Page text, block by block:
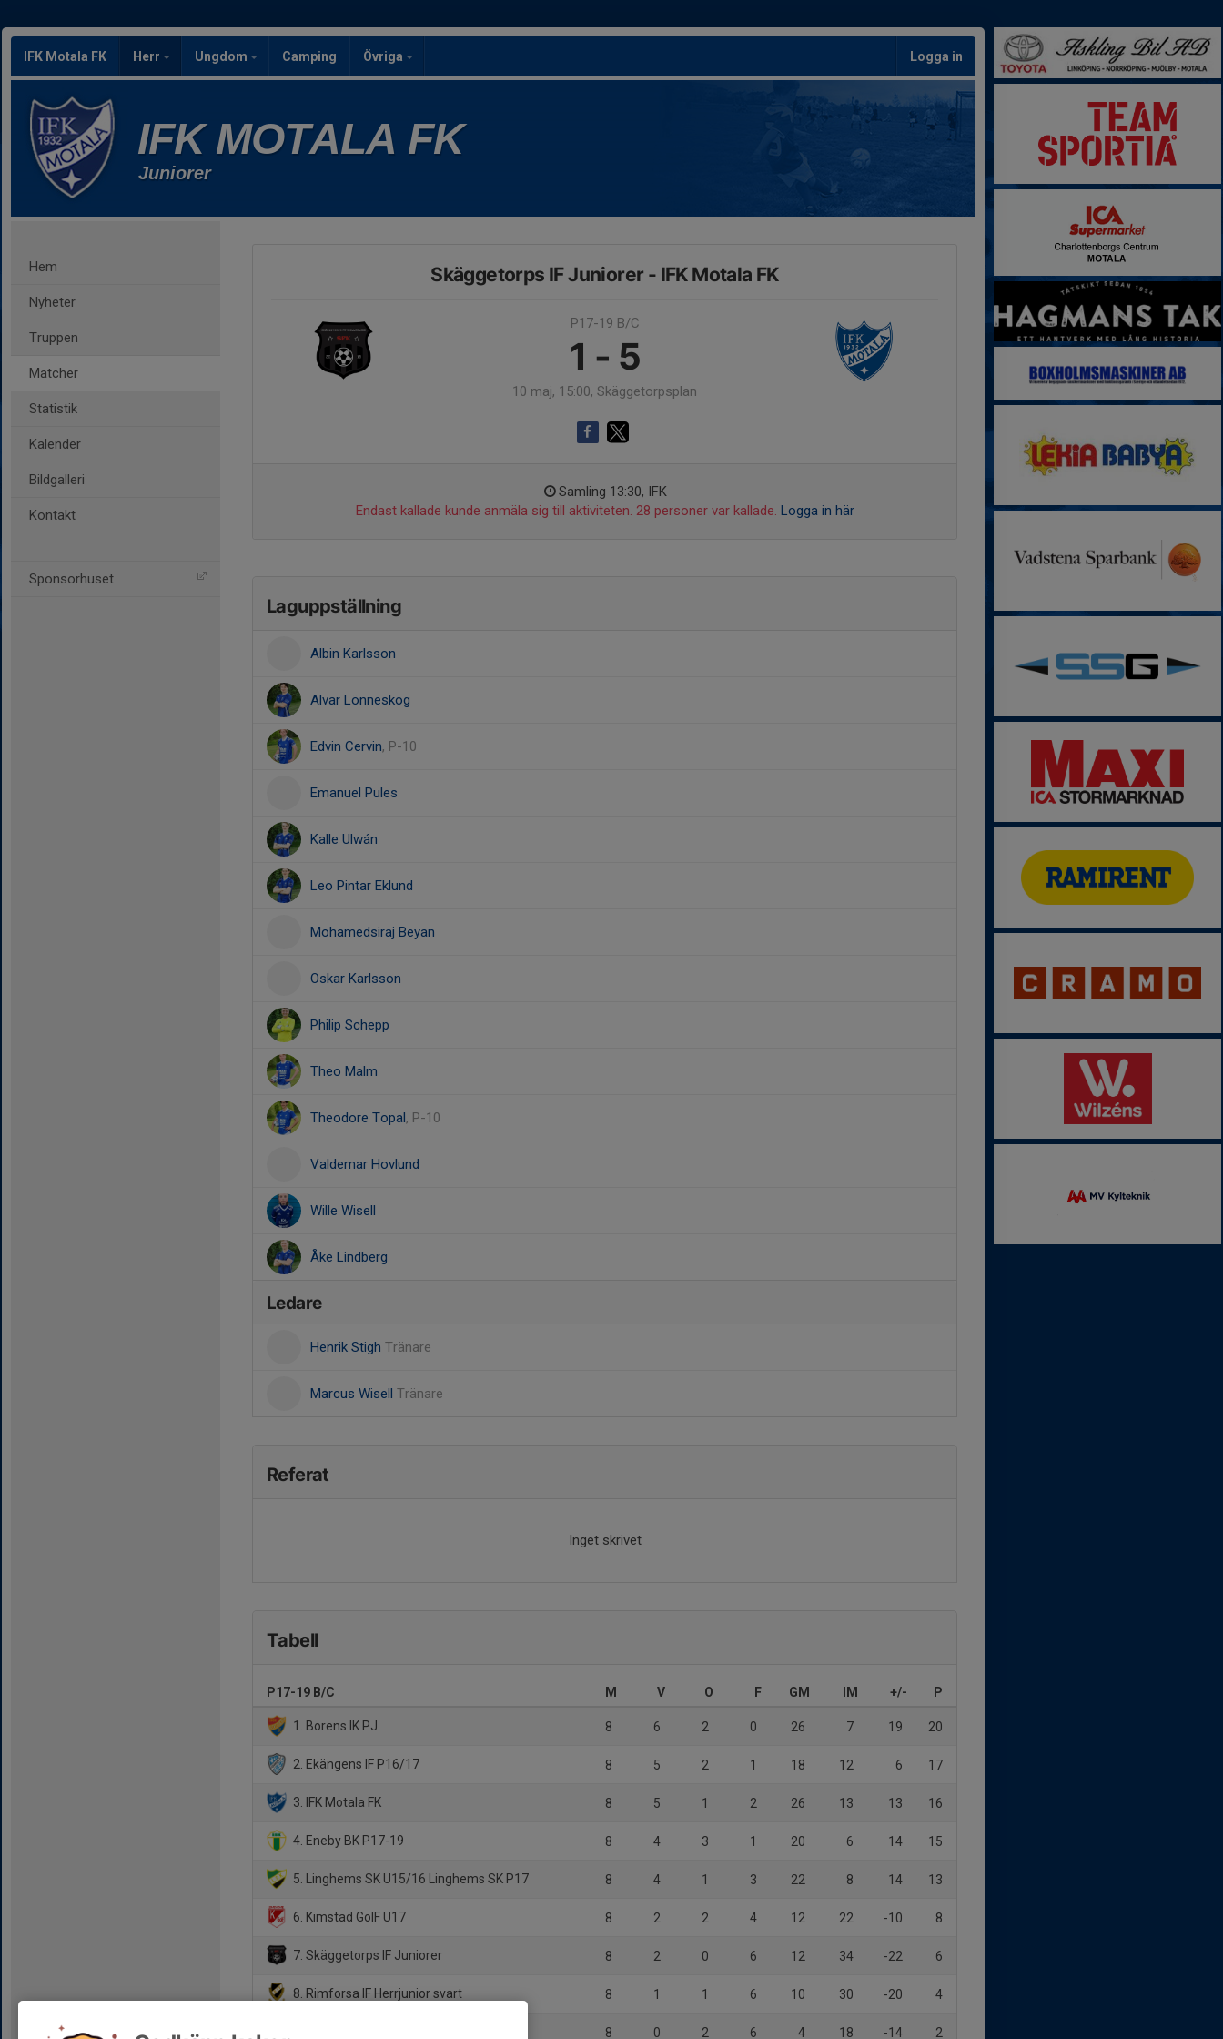
IFK Motala FK Herr Ungdom Camping Övriga Logga in
IFK MOTALA FK
Juniorer
Hem
Nyheter
Truppen
Matcher
Statistik
Kalender
Bildgalleri
Kontakt
Sponsorhuset
Skäggetorps IF Juniorer - IFK Motala FK
P17-19 B/C
1 - 5
10 maj, 15:00, Skäggetorpsplan
Samling 13:30, IFK
Endast kallade kunde anmäla sig till aktiviteten. 28 personer var kallade. Logga in här
Laguppställning
Albin Karlsson
Alvar Lönneskog
Edvin Cervin, P-10
Emanuel Pules
Kalle Ulwán
Leo Pintar Eklund
Mohamedsiraj Beyan
Oskar Karlsson
Philip Schepp
Theo Malm
Theodore Topal, P-10
Valdemar Hovlund
Wille Wisell
Åke Lindberg
Ledare
Henrik Stigh Tränare
Marcus Wisell Tränare
Referat
Inget skrivet
Tabell
P17-19 B/C M V O F GM IM +/- P
1. Borens IK PJ 8 6 2 0 26 7 19 20
2. Ekängens IF P16/17 8 5 2 1 18 12 6 17
3. IFK Motala FK 8 5 1 2 26 13 13 16
4. Eneby BK P17-19 8 4 3 1 20 6 14 15
5. Linghems SK U15/16 Linghems SK P17 8 4 1 3 22 8 14 13
6. Kimstad GoIF U17 8 2 2 4 12 22 -10 8
7. Skäggetorps IF Juniorer 8 2 0 6 12 34 -22 6
8. Rimforsa IF Herrjunior svart 8 1 1 6 10 30 -20 4
8 0 2 6 4 18 -14 2